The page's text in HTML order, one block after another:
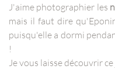
J'aime photographier les
mais il faut dire
puisqu'elle a dormi
!
Je vous laisse découvrir